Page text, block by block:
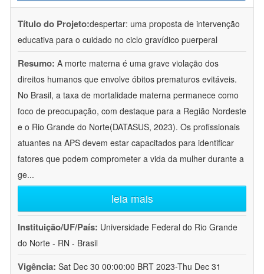
Título do Projeto:despertar: uma proposta de intervenção
educativa para o cuidado no ciclo gravídico puerperal
Resumo: A morte materna é uma grave violação dos
direitos humanos que envolve óbitos prematuros evitáveis.
No Brasil, a taxa de mortalidade materna permanece como
foco de preocupação, com destaque para a Região Nordeste
e o Rio Grande do Norte(DATASUS, 2023). Os profissionais
atuantes na APS devem estar capacitados para identificar
fatores que podem comprometer a vida da mulher durante a
ge...
leia mais
Instituição/UF/País: Universidade Federal do Rio Grande
do Norte - RN - Brasil
Vigência: Sat Dec 30 00:00:00 BRT 2023-Thu Dec 31